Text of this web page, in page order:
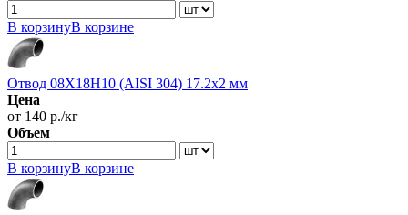
В корзинуВ корзине
Отвод 08Х18Н10 (AISI 304) 17.2х2 мм
Цена
от 140 р./кг
Объем
В корзинуВ корзине